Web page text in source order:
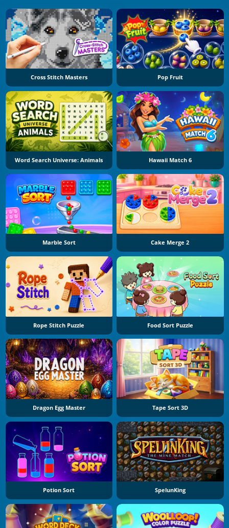
Cross Stitch Masters Pop Fruit
Word Search Universe: Animals Hawaii Match 6
Marble Sort Cake Merge 2
Rope Stitch Puzzle Food Sort Puzzle
Dragon Egg Master Tape Sort 3D
Potion Sort SpelunKing